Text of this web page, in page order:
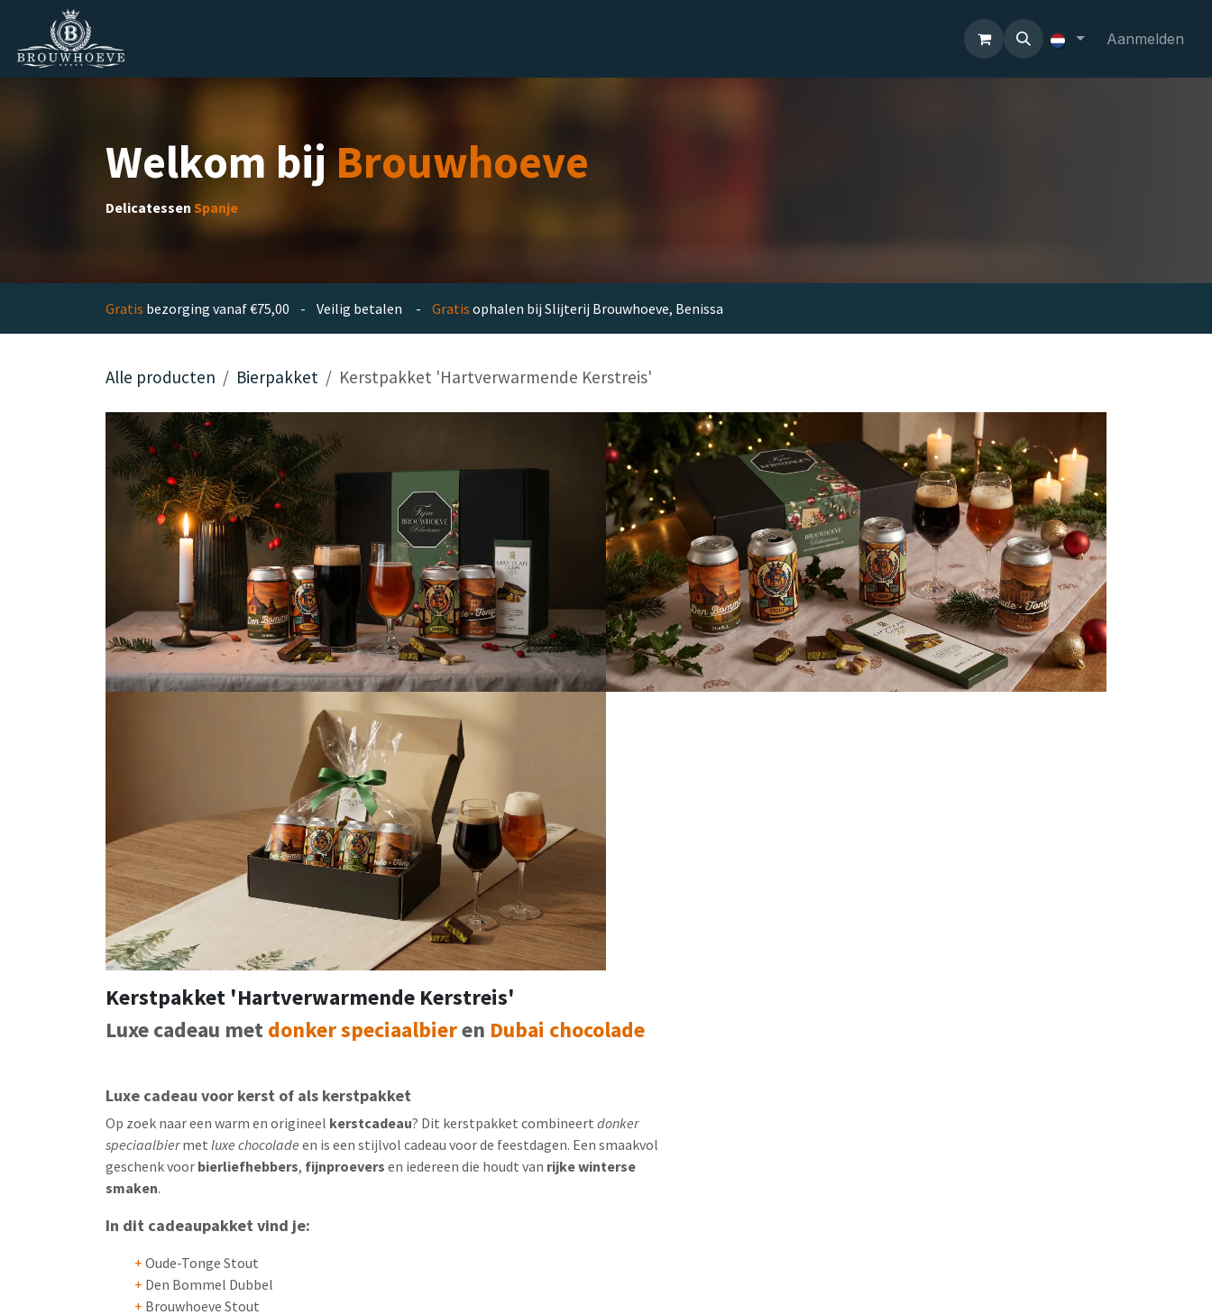
Overslaan naar inhoud
Aanmelden
Welkom bijBrouwhoeve
Delicatessen Spanje
Gratis bezorging vanaf €75,00 - Veilig betalen - Gratis ophalen bij Slijterij Brouwhoeve, Benissa
Alle producten Bierpakket Kerstpakket 'Hartverwarmende Kerstreis'
Kerstpakket 'Hartverwarmende Kerstreis'
Luxe cadeau metdonker speciaalbieren Dubai chocolade
Luxe cadeau voor kerst of als kerstpakket
Op zoek naar een warm en origineel kerstcadeau? Dit kerstpakket combineert donker
speciaalbiermet luxe chocolade en is een stijlvol cadeau voor de feestdagen. Een smaakvol
geschenk voor bierliefhebbers, fijnproevers en iedereen die houdt van rijke winterse
smaken.
In dit cadeaupakket vind je:
+ Oude-Tonge Stout
+ Den Bommel Dubbel
+ Brouwhoeve Stout